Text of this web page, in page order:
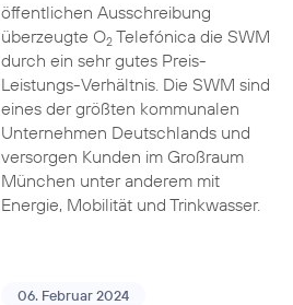
öffentlichen Ausschreibung
überzeugte O2Telefónica die SWM
durch ein sehr gutes Preis-
Leistungs-Verhältnis. Die SWM sind
eines der größten kommunalen
Unternehmen Deutschlands und
versorgen Kunden im Großraum
München unter anderem mit
Energie, Mobilität und Trinkwasser.
06. Februar 2024